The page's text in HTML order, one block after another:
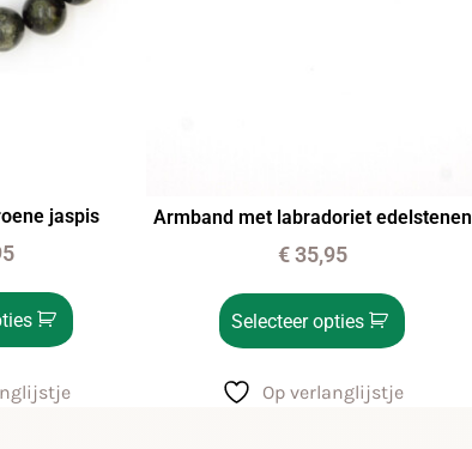
jaspis Armband met labradoriet edelstenen
€35,95
Selecteer opties
Op verlanglijstje